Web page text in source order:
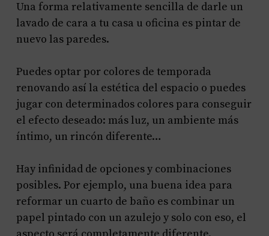
Una forma relativamente sencilla de darle un
lavado de cara a tu casa u oficina es pintar de
nuevo las paredes.
Puedes optar por colores de temporada
renovando así la estética del espacio o puedes
jugar con determinados colores para conseguir
el efecto deseado: más luz, un ambiente más
íntimo, un rincón diferente…
Hay infinidad de opciones y combinaciones
posibles. Por ejemplo, una buena idea para
reformar un cuarto de baño es combinar un
papel pintado con un azulejo y solo con eso, el